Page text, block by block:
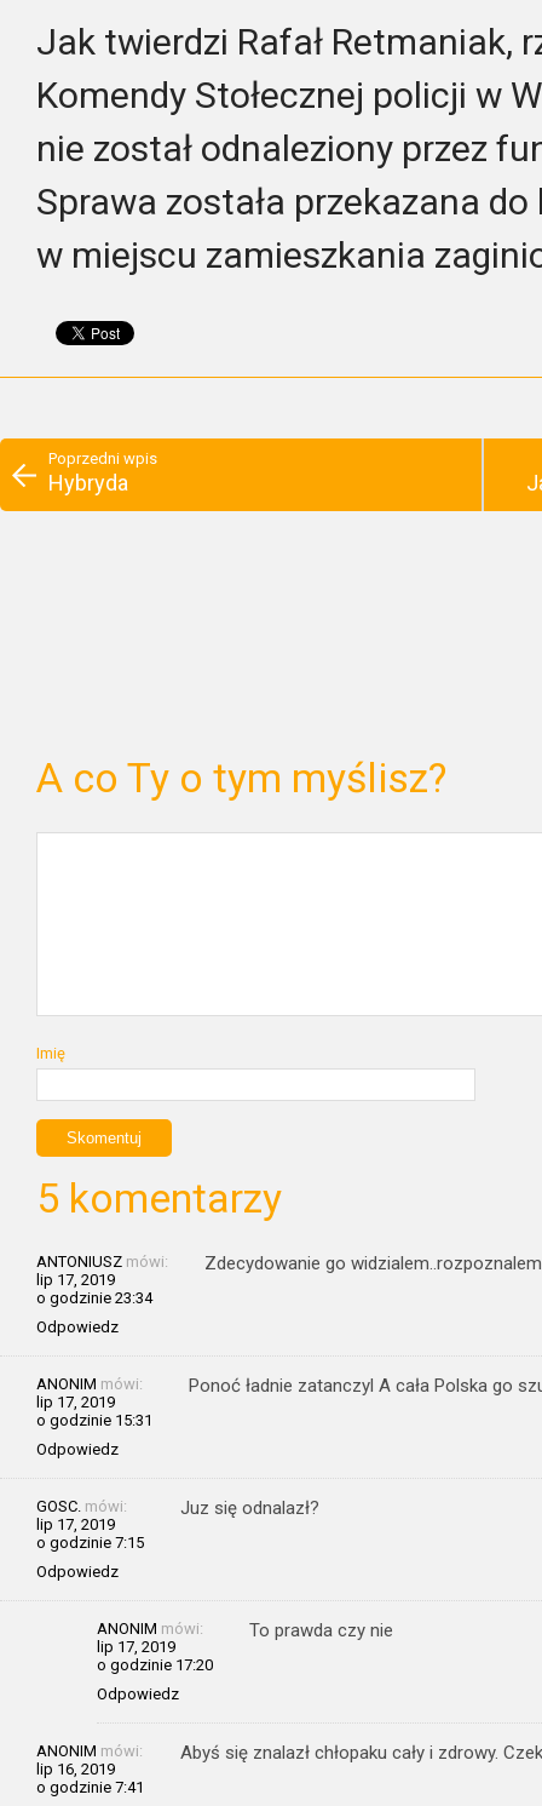
Jak twierdzi Rafał Retmaniak,
Komendy Stołecznej policji w
nie został odnaleziony przez
Sprawa została przekazana
w miejscu zamieszkania
Poprzedni wpis
Hybryda
A co Ty o tym myślisz?
Imię
5 komentarzy
ANTONIUSZ mówi:
lip 17, 2019
o godzinie 23:34
Odpowiedz
Zdecydowanie go
ANONIM mówi:
lip 17, 2019
o godzinie 15:31
Odpowiedz
Ponoć ładnie zatanczyl A cała Polska go
GOSC. mówi:
lip 17, 2019
o godzinie 7:15
Odpowiedz
Juz się odnalazł?
ANONIM mówi:
lip 17, 2019
o godzinie 17:20
Odpowiedz
To prawda czy nie
ANONIM mówi:
lip 16, 2019
o godzinie 7:41
Abyś się znalazł chłopaku cały i zdrowy.